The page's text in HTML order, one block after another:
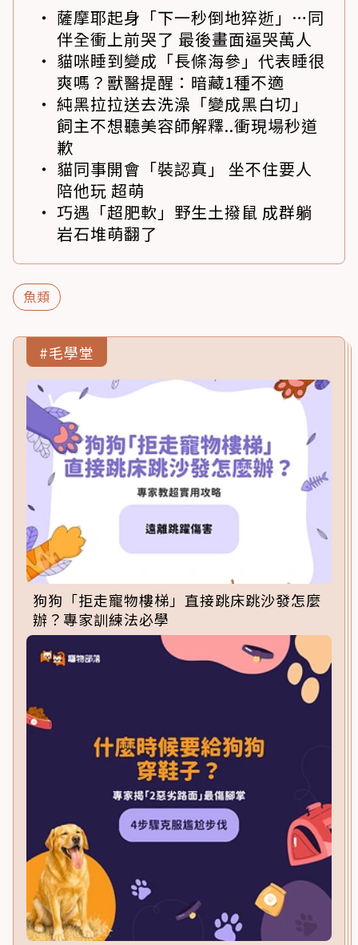
薩摩耶起身「下一秒倒地猝逝」…同
伴全衝上前哭了 最後畫面逼哭萬人
貓咪睡到變成「長條海參」代表睡很
爽嗎？獸醫提醒：暗藏1種不適
純黑拉拉送去洗澡「變成黑白切」
飼主不想聽美容師解釋..衝現場秒道
歉
貓同事開會「裝認真」 坐不住要人
陪他玩 超萌
巧遇「超肥軟」野生土撥鼠 成群躺
岩石堆萌翻了
魚類
#毛學堂
狗狗「拒走寵物樓梯」直接跳床跳沙發怎麼
辦？專家訓練法必學